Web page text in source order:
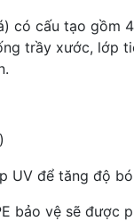
có cấu tạo gồm
trầy xước, lớp
UV để tăng độ
bảo vệ sẽ được